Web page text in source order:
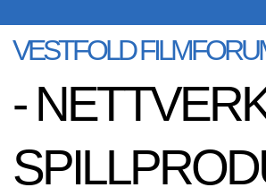
VESTFOLD
-